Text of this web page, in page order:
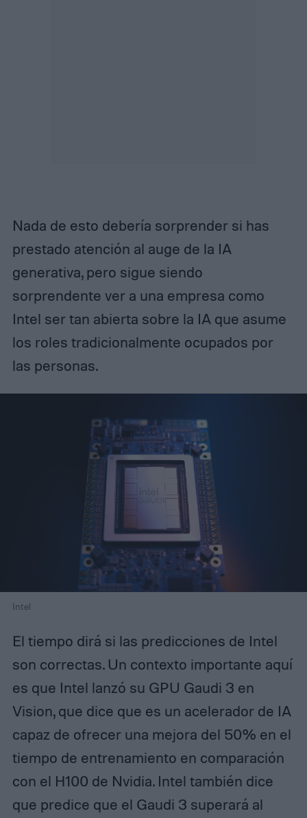
Nada de esto debería sorprender si has
prestado atención al auge de la IA
generativa, pero sigue siendo
sorprendente ver a una empresa como
Intel ser tan abierta sobre la IA que asume
los roles tradicionalmente ocupados por
las personas.
Intel
El tiempo dirá si las predicciones de Intel
son correctas. Un contexto importante aquí
es que Intel lanzó su GPU Gaudi 3 en
Vision, que dice que es un acelerador de IA
capaz de ofrecer una mejora del 50% en el
tiempo de entrenamiento en comparación
con el H100 de Nvidia. Intel también dice
que predice que el Gaudi 3 superará al